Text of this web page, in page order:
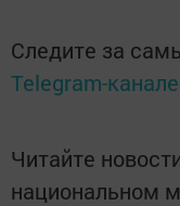
Следите за
Telegram-канале
Читайте
национальном